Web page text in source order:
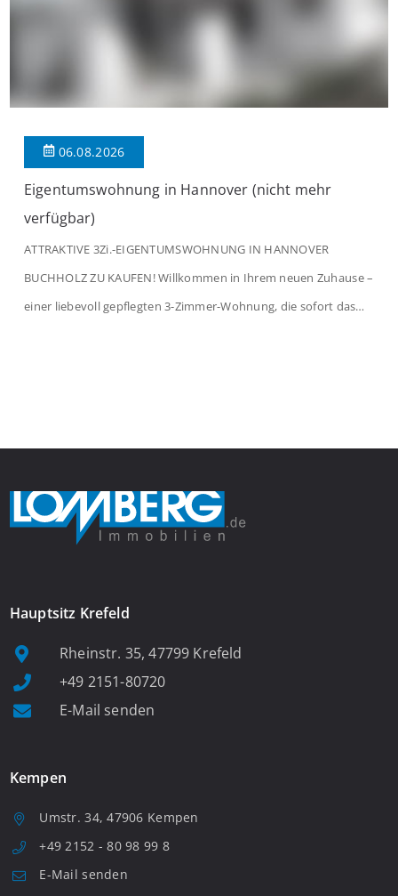
06.08.2026
Eigentumswohnung in Hannover (nicht mehr
verfügbar)
ATTRAKTIVE 3Zi.-EIGENTUMSWOHNUNG IN HANNOVER
BUCHHOLZ ZU KAUFEN! Willkommen in Ihrem neuen Zuhause –
einer liebevoll gepflegten 3-Zimmer-Wohnung, die sofort das
Hauptsitz Krefeld
Rheinstr. 35, 47799 Krefeld
+49 2151-80720
E-Mail senden
Kempen
Umstr. 34, 47906 Kempen
+49 2152 - 80 98 99 8
E-Mail senden